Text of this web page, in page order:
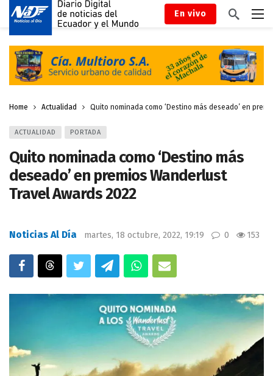
En vivo
Home Actualidad Quito nominada como ‘Destino más deseado’ en
ACTUALIDAD PORTADA
Quito nominada como ‘Destino más
deseado’ en premios Wanderlust
Travel Awards 2022
Noticias Al Día martes, 18 octubre, 2022, 19:19 0 153